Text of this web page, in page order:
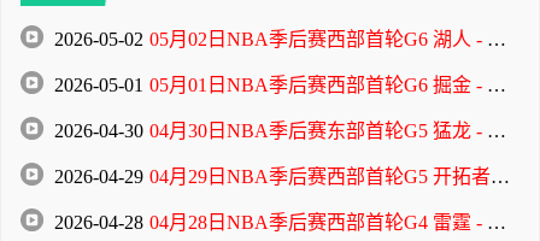
2026-05-02 05月02日NBA季后赛西部首轮G6 湖人 - 火箭 全场录像
2026-05-01 05月01日NBA季后赛西部首轮G6 掘金 - 森林狼 全场录像
2026-04-30 04月30日NBA季后赛东部首轮G5 猛龙 - 骑士 全场录像
2026-04-29 04月29日NBA季后赛西部首轮G5 开拓者 - 马刺 全场录像
2026-04-28 04月28日NBA季后赛西部首轮G4 雷霆 - 太阳 全场录像